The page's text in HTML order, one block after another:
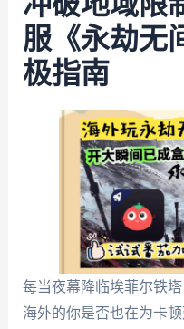
服《永劫无
极指南
每当夜幕降临埃菲尔铁
海外的你是否也在为卡